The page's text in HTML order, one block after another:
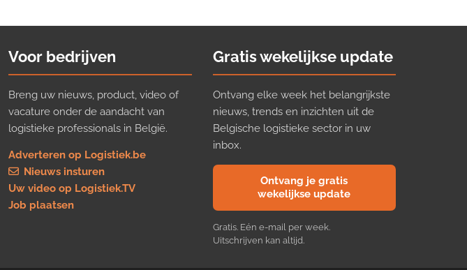
Voor bedrijven
Breng uw nieuws, product, video of
vacature onder de aandacht van
logistieke professionals in België.
Adverteren op Logistiek.be
Nieuws insturen
Uw video op Logistiek.TV
Job plaatsen
Gratis wekelijkse update
Ontvang elke week het belangrijkste
nieuws, trends en inzichten uit de
Belgische logistieke sector in uw
inbox.
Ontvang je gratis
wekelijkse update
Gratis. Eén e-mail per week.
Uitschrijven kan altijd.